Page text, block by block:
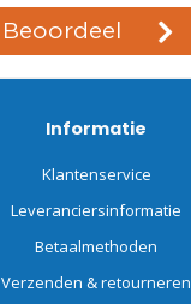
Informatie
Klantenservice
Leveranciersinformatie
Betaalmethoden
Verzenden & retourneren